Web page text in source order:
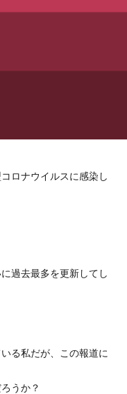
ロナウイルスに感染し
過去最多を更新してし
る私だが、この報道に
うか？